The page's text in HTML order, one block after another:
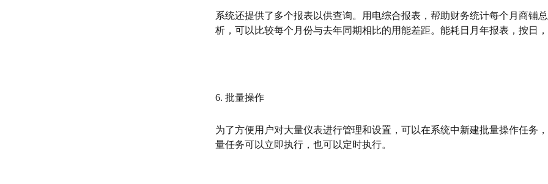
系统还提供了多个报表以供查询。用电综合报表，帮助财务统计每个月商铺
析，可以比较每个月份与去年同期相比的用能差距。能耗日月年报表，按日
6. 批量操作
为了方便用户对大量仪表进行管理和设置，可以在系统中新建批量操作任务
量任务可以立即执行，也可以定时执行。